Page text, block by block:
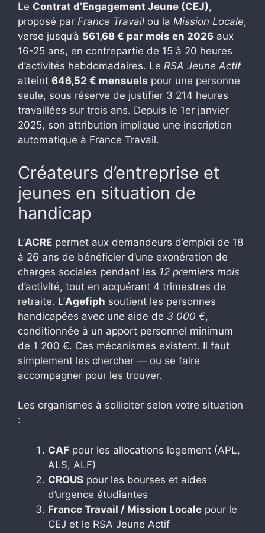
Le Contrat d’Engagement Jeune (CEJ),
proposé par France Travail ou la Mission Locale,
verse jusqu’à 561,68 € par mois en 2026 aux
16-25 ans, en contrepartie de 15 à 20 heures
d’activités hebdomadaires. Le RSA Jeune Actif
atteint 646,52 € mensuels pour une personne
seule, sous réserve de justifier 3 214 heures
travaillées sur trois ans. Depuis le 1er janvier
2025, son attribution implique une inscription
automatique à France Travail.
Créateurs d’entreprise et
jeunes en situation de
handicap
L’ACRE permet aux demandeurs d’emploi de 18
à 26 ans de bénéficier d’une exonération de
charges sociales pendant les 12 premiers mois
d’activité, tout en acquérant 4 trimestres de
retraite. L’Agefiph soutient les personnes
handicapées avec une aide de 3 000 €,
conditionnée à un apport personnel minimum
de 1 200 €. Ces mécanismes existent. Il faut
simplement les chercher — ou se faire
accompagner pour les trouver.
Les organismes à solliciter selon votre situation
:
CAF pour les allocations logement (APL,
ALS, ALF)
CROUS pour les bourses et aides
d’urgence étudiantes
France Travail / Mission Locale pour le
CEJ et le RSA Jeune Actif